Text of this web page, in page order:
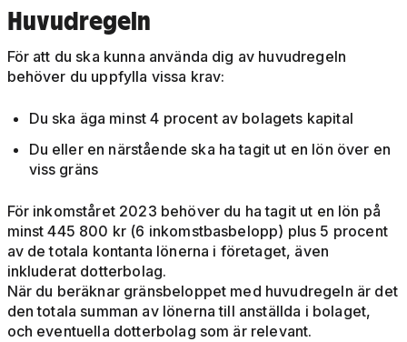
Huvudregeln
För att du ska kunna använda dig av huvudregeln
behöver du uppfylla vissa krav:
Du ska äga minst 4 procent av bolagets kapital
Du eller en närstående ska ha tagit ut en lön över en
viss gräns
För inkomståret 2023 behöver du ha tagit ut en lön på
minst 445 800 kr (6 inkomstbasbelopp) plus 5 procent
av de totala kontanta lönerna i företaget, även
inkluderat dotterbolag.
När du beräknar gränsbeloppet med huvudregeln är det
den totala summan av lönerna till anställda i bolaget,
och eventuella dotterbolag som är relevant.